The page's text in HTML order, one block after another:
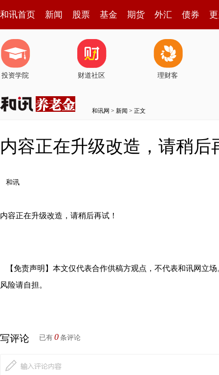
和讯首页 新闻 股票 基金 期货 外汇 债券
投资学院 财道社区 理财客
和讯网 > 新闻 > 正文
内容正在升级改造，请稍后
和讯
内容正在升级改造，请稍后再试！
【免责声明】本文仅代表合作供稿方观点，不代表和讯网立
风险请自担。
写评论 已有 0 条评论